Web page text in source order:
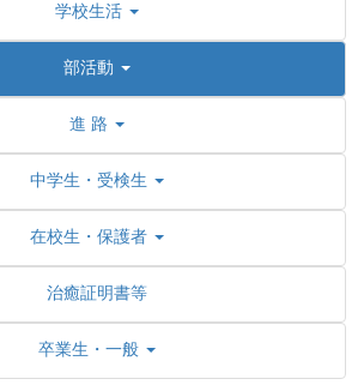
学校生活
部活動
進 路
中学生・受検生
在校生・保護者
治癒証明書等
卒業生・一般